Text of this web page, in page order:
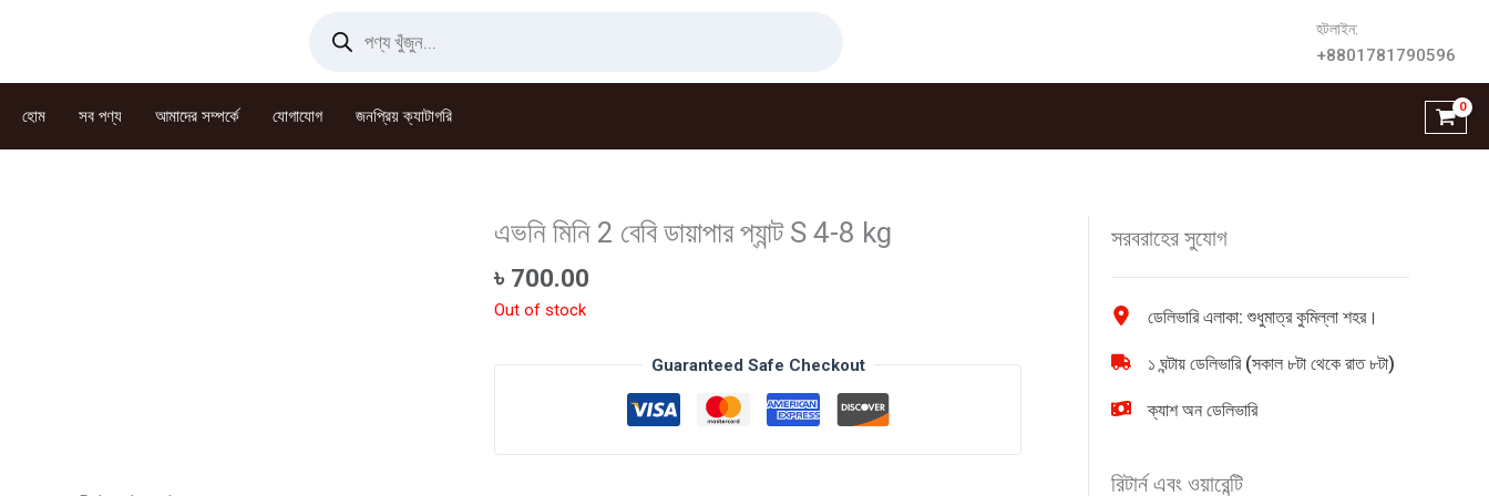
search
হটলাইন:
+8801781790596
হোম সব পণ্য আমাদের সম্পর্কে যোগাযোগ জনপ্রিয় ক্যাটাগরি
এভনি মিনি 2 বেবি ডায়াপার প্যান্ট S 4-8 kg
৳ 700.00
Out of stock
Guaranteed Safe Checkout
সরবরাহের সুযোগ
ডেলিভারি এলাকা: শুধুমাত্র কুমিল্লা শহর।
১ ঘন্টায় ডেলিভারি (সকাল ৮টা থেকে রাত ৮টা)
ক্যাশ অন ডেলিভারি
রিটার্ন এবং ওয়ারেন্টি